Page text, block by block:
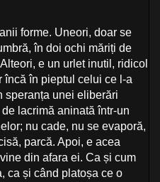
forme. Uneori, doar se
în doi ochi măriți de
e un urlet inutil, ridicol
în pieptul celui ce l-a
speranța unei eliberări
lacrimă aninată într-un
nu cade, nu se evaporă,
parcă. Apoi, e acea
din afara ei. Ca și cum
ca și când platoșa ce o